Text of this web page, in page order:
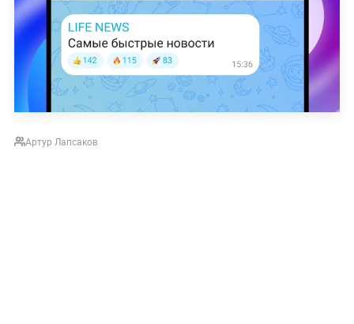
Артур Лапсаков